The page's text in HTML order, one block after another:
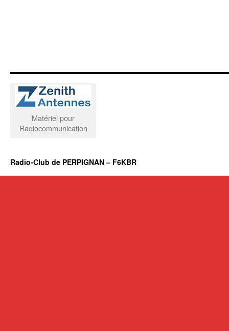
Matériel pour
Radiocommunication
Radio-Club de PERPIGNAN – F6KBR